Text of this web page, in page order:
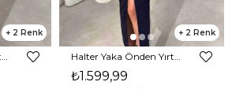
2 2
₺1.599,99